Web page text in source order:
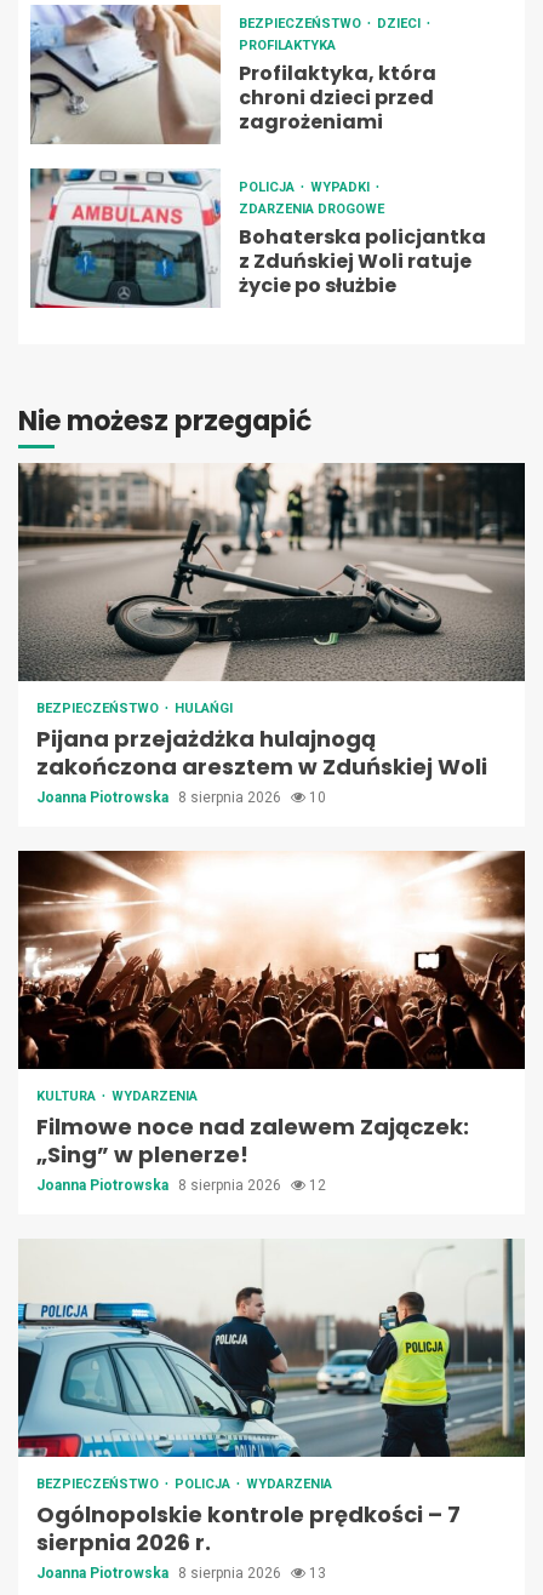
BEZPIECZEŃSTWO
DZIECI
PROFILAKTYKA
Profilaktyka, która
chroni dzieci przed
zagrożeniami
POLICJA
WYPADKI
ZDARZENIA DROGOWE
Bohaterska policjantka
z Zduńskiej Woli ratuje
życie po służbie
Nie możesz przegapić
BEZPIECZEŃSTWO HULAŃGI
Pijana przejażdżka hulajnogą
zakończona aresztem w Zduńskiej Woli
Joanna Piotrowska 8 sierpnia 2026 10
KULTURA WYDARZENIA
Filmowe noce nad zalewem Zajączek:
„Sing” w plenerze!
Joanna Piotrowska 8 sierpnia 2026 12
BEZPIECZEŃSTWO POLICJA WYDARZENIA
Ogólnopolskie kontrole prędkości – 7
sierpnia 2026 r.
Joanna Piotrowska 8 sierpnia 2026 13